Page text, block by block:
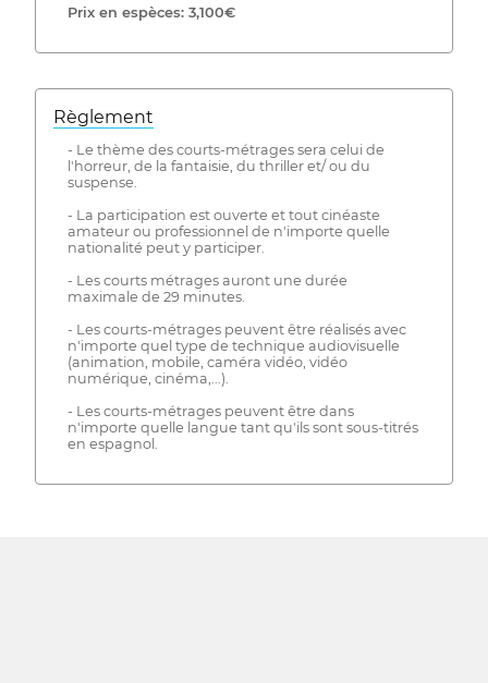
Prix ​​en espèces: 3,100€
Règlement
- Le thème des courts-métrages sera celui de
l'horreur, de la fantaisie, du thriller et/ ou du
suspense.
- La participation est ouverte et tout cinéaste
amateur ou professionnel de n'importe quelle
nationalité peut y participer.
- Les courts métrages auront une durée
maximale de 29 minutes.
- Les courts-métrages peuvent être réalisés avec
n'importe quel type de technique audiovisuelle
(animation, mobile, caméra vidéo, vidéo
numérique, cinéma,...).
- Les courts-métrages peuvent être dans
n'importe quelle langue tant qu'ils sont sous-titrés
en espagnol.